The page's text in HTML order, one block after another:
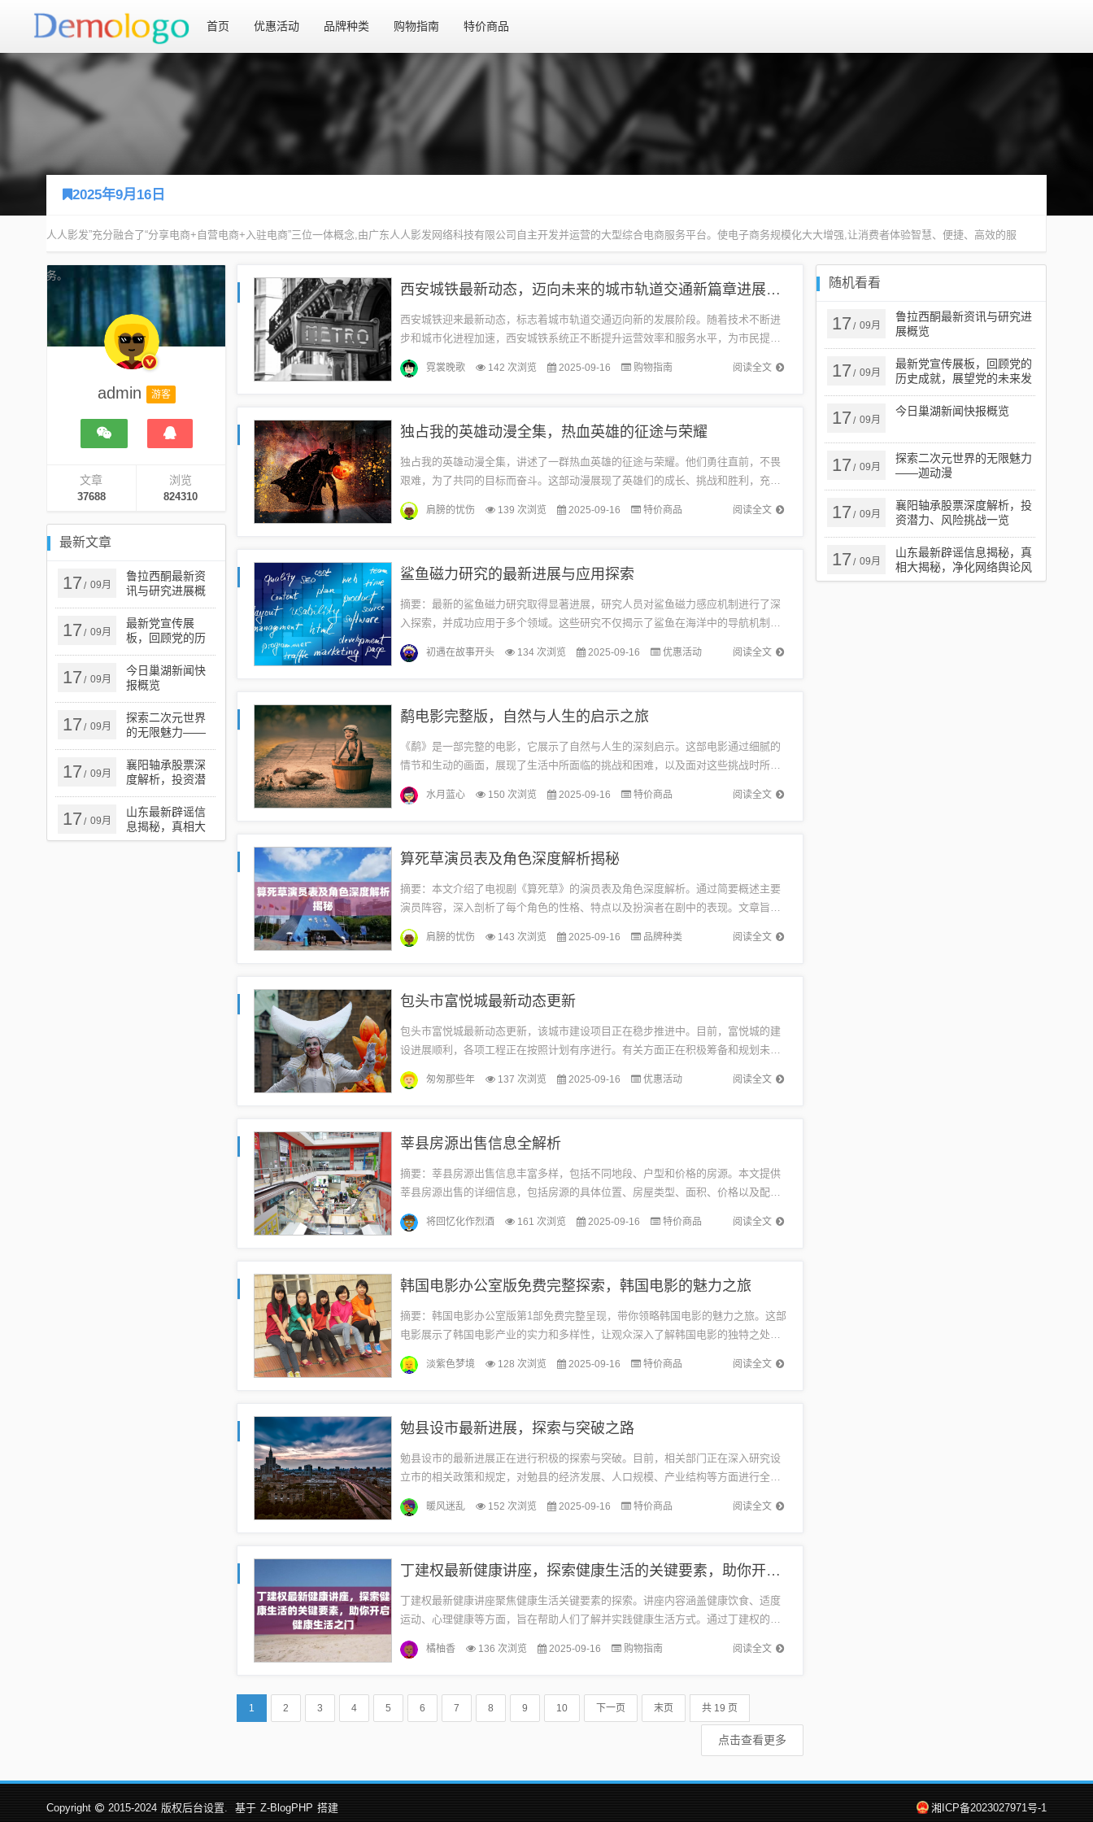
首页 优惠活动 品牌种类 购物指南 特价商品
2025年9月16日
人人影发”充分融合了“分享电商+自营电商+入驻电商”三位一体概念,由广东人人影发网络科技有限公司自主开发并运营的大型综合电商服务平台。使电子商务规模化大大增强,让消费者体验智慧、便捷、高效的服
务。
您现在的位置： 首页 2025年9月16日
admin 游客
文章
37688
浏览
824310
最新文章
17 / 09月
鲁拉西酮最新资
讯与研究进展概
览
17 / 09月
最新党宣传展
板，回顾党的历
史成就，展望党
的未来发展
17 / 09月
今日巢湖新闻快
报概览
17 / 09月
探索二次元世界
的无限魅力——
迦动漫
17 / 09月
襄阳轴承股票深
度解析，投资潜
力、风险挑战一
览
17 / 09月
山东最新辟谣信
息揭秘，真相大
揭秘，净化网络
西安城铁最新动态，迈向未来的城市轨道交通新篇章进展播报
西安城铁迎来最新动态，标志着城市轨道交通迈向新的发展阶段。随着技术不断进
步和城市化进程加速，西安城铁系统正不断提升运营效率和服务水平，为市民提供
更加便捷、舒适的出行体验。西安城铁将继续发挥其在城市交通中的重要作用，
助...
阅读全文
霓裳晚歌 142 次浏览 2025-09-16 购物指南
独占我的英雄动漫全集，热血英雄的征途与荣耀
独占我的英雄动漫全集，讲述了一群热血英雄的征途与荣耀。他们勇往直前，不畏
艰难，为了共同的目标而奋斗。这部动漫展现了英雄们的成长、挑战和胜利，充满
了激情与感动。观众们可以感受到英雄们的决心和勇气，以及他们所追求的正义
和...
阅读全文
肩膀的忧伤 139 次浏览 2025-09-16 特价商品
鲨鱼磁力研究的最新进展与应用探索
摘要：最新的鲨鱼磁力研究取得显著进展，研究人员对鲨鱼磁力感应机制进行了深
入探索，并成功应用于多个领域。这些研究不仅揭示了鲨鱼在海洋中的导航机制，
还为海洋生态保护提供了新的思路。鲨鱼磁力研究的应用领域也在不断扩展，包
括...
阅读全文
初遇在故事开头 134 次浏览 2025-09-16 优惠活动
鹬电影完整版，自然与人生的启示之旅
《鹬》是一部完整的电影，它展示了自然与人生的深刻启示。这部电影通过细腻的
情节和生动的画面，展现了生活中所面临的挑战和困难，以及面对这些挑战时所展
现出的勇气和毅力。观众可以从中感受到自然的力量和生命的韧性，以及人生的
意...
阅读全文
水月蓝心 150 次浏览 2025-09-16 特价商品
算死草演员表及角色深度解析揭秘
摘要：本文介绍了电视剧《算死草》的演员表及角色深度解析。通过简要概述主要
演员阵容，深入剖析了每个角色的性格、特点以及扮演者在剧中的表现。文章旨在
让读者了解这部电视剧的演员阵容及其所塑造角色的精彩之处。《算死草》简介
《...
阅读全文
肩膀的忧伤 143 次浏览 2025-09-16 品牌种类
包头市富悦城最新动态更新
包头市富悦城最新动态更新，该城市建设项目正在稳步推进中。目前，富悦城的建
设进展顺利，各项工程正在按照计划有序进行。有关方面正在积极筹备和规划未来
的发展方向和目标。有关富悦城的更多详细信息，将持续更新。包头市富悦城建
设...
阅读全文
匆匆那些年 137 次浏览 2025-09-16 优惠活动
莘县房源出售信息全解析
摘要：莘县房源出售信息丰富多样，包括不同地段、户型和价格的房源。本文提供
莘县房源出售的详细信息，包括房源的具体位置、房屋类型、面积、价格以及配套
设施等。对于购房者来说，这是一个获取莘县房产市场最新出售信息的重要渠
道，...
阅读全文
将回忆化作烈酒 161 次浏览 2025-09-16 特价商品
韩国电影办公室版免费完整探索，韩国电影的魅力之旅
摘要：韩国电影办公室版第1部免费完整呈现，带你领略韩国电影的魅力之旅。这部
电影展示了韩国电影产业的实力和多样性，让观众深入了解韩国电影的独特之处。
通过这部电影，观众可以感受到韩国电影的情感深度和艺术价值，进一步加深对...
阅读全文
淡紫色梦境 128 次浏览 2025-09-16 特价商品
勉县设市最新进展，探索与突破之路
勉县设市的最新进展正在进行积极的探索与突破。目前，相关部门正在深入研究设
立市的相关政策和规定，对勉县的经济发展、人口规模、产业结构等方面进行全面
评估。勉县也在积极探索新的发展模式和路径，为设市做好充分准备。整个进程
正...
阅读全文
暖风迷乱 152 次浏览 2025-09-16 特价商品
丁建权最新健康讲座，探索健康生活的关键要素，助你开启健康生活之门
丁建权最新健康讲座聚焦健康生活关键要素的探索。讲座内容涵盖健康饮食、适度
运动、心理健康等方面，旨在帮助人们了解并实践健康生活方式。通过丁建权的分
享，参与者将了解如何科学养生，提升生活质量。丁建权先生是一位备受尊敬的
资...
阅读全文
橘柚香 136 次浏览 2025-09-16 购物指南
1 2 3 4 5 6 7 8 9 10 下一页 末页 共 19 页
点击查看更多
随机看看
17 / 09月
鲁拉西酮最新资讯与研究进
展概览
17 / 09月
最新党宣传展板，回顾党的
历史成就，展望党的未来发
展
17 / 09月
今日巢湖新闻快报概览
17 / 09月
探索二次元世界的无限魅力
——迦动漫
17 / 09月
襄阳轴承股票深度解析，投
资潜力、风险挑战一览
17 / 09月
山东最新辟谣信息揭秘，真
相大揭秘，净化网络舆论风
暴
Copyright 2015-2024 版权后台设置. 基于 Z-BlogPHP 搭建 湘ICP备2023027971号-1